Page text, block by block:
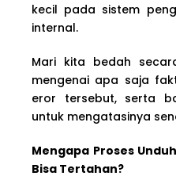
kecil pada sistem
internal.
Mari kita bedah
mengenai apa saja
eror tersebut, serta
untuk mengatasinya
Mengapa Proses
Bisa Tertahan?